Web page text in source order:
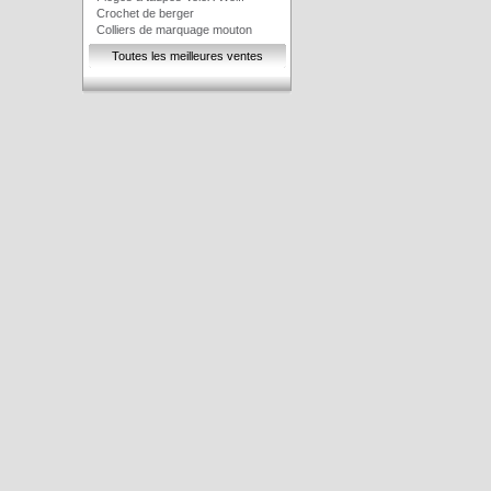
Crochet de berger
Colliers de marquage mouton
Toutes les meilleures ventes